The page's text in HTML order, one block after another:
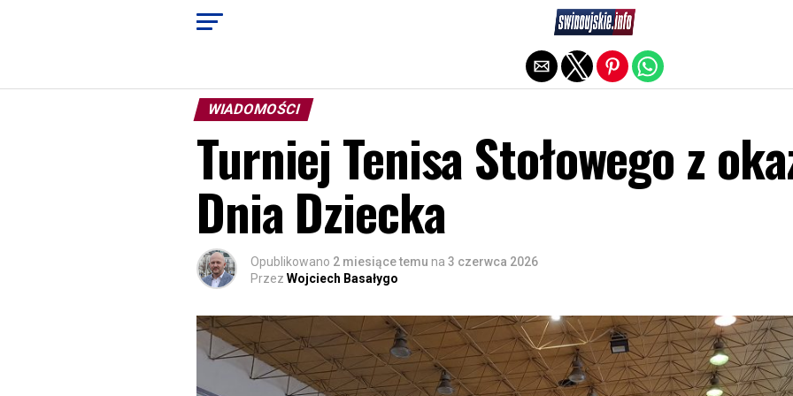
WIADOMOŚCI
Turniej Tenisa Stołowego z
Dnia Dziecka
Opublikowano 2 miesiące temu na 3 czerwca 2026
Przez Wojciech Basałygo
Exit mobile version